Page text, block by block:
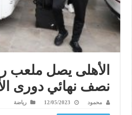
الأهلى يصل ملعب
نصف نهائي دورى
محمود 12/05/2023 رياضة